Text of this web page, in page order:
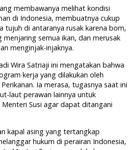
membawanya melihat kondisi
di Indonesia, membuatnya cukup
tujuh di antaranya rusak karena bom,
menjaring semua ikan, dan merusak
menginjak-injaknya.
Wira Satriaji ini mengatakan bahwa
kerja yang dilakukan oleh
Ia merasa, tugasnya saat ini
laut perawan lainnya untuk
Susi agar dapat ditangani
kapal asing yang tertangkap
hukum di perairan Indonesia,